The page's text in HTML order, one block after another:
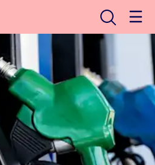
Avaa haku